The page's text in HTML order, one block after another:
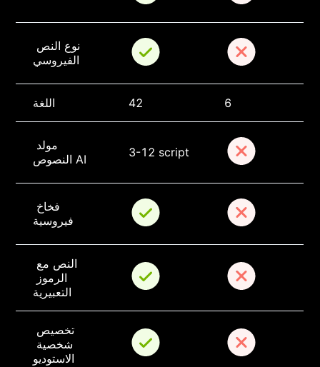
نوع النص
الفيروسي
اللغة 42 6
مولد
النصوص AI
3-12 script
فخاخ
فيروسية
النص مع
الرموز
التعبيرية
تخصيص
شخصية
الاستوديو